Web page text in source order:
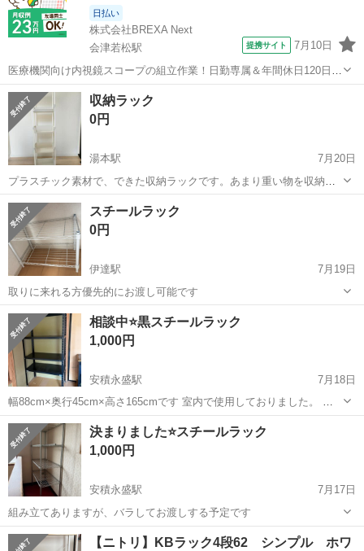
日払い
株式会社BREXA Next
会津若松駅
提携サイト 7月10日
医療機関向け内視鏡スコープの組立作業！日勤専属＆年間休日120日
★◎20代～40代の男女活躍中！送迎あり！マイカー通勤OK◎無料駐車
場あり★日払いあり◎空調完備で快適作業！《福島県会津若松市》 人
気の工場のお仕事 ◇医療機...
福島 会津若松市 会津若松駅
収納ラック
0円
湯本駅
7月20日
プラスチック素材で、できた収納ラックです。あまり重い物を収納す
るには おすすめできませが、無料で差し上げますので近くまで来れる
方でお願い致します❗
福島 いわき市 収納家具
スチールラック
0円
伊達駅
7月19日
取りに来れる方優先的にお渡し可能です
福島 伊達市 伊達駅
相談中⭐️黒スチールラック
1,000円
安積永盛駅
7月18日
幅88cm×奥行45cm×高さ165cmです 室内で使用しておりました。 古
さはありますが、綺麗な状態だと思います このまま運べる方希望
福島 郡山市 安積永盛駅 収納家具 状態
決まりました⭐️スチールラック
1,000円
安積永盛駅
7月17日
組み立てありますが、バラしてお渡しする予定です
福島 郡山市 安積永盛駅 収納家具
【ニトリ】KBラック4段62 シンプル ホワ